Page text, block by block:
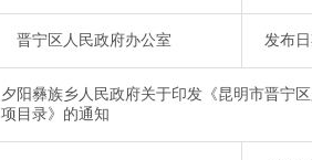
晋宁区人民政府办公室 发布日
夕阳彝族乡人民政府关于印发《昆明市晋宁
项目录》的通知